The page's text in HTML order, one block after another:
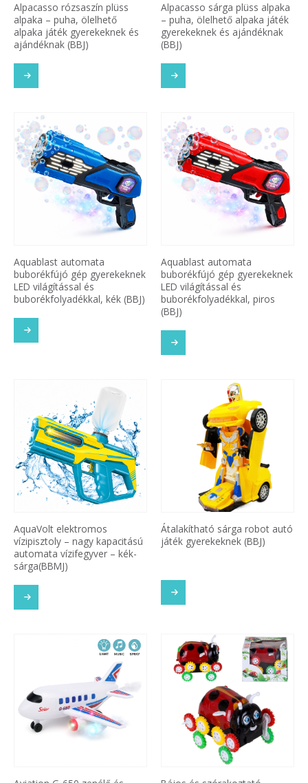
Alpacasso rózsaszín plüss
alpaka – puha, ölelhető
alpaka játék gyerekeknek és
ajándéknak (BBJ)
Alpacasso sárga plüss alpaka
– puha, ölelhető alpaka játék
gyerekeknek és ajándéknak
(BBJ)
Aquablast automata
buborékfújó gép gyerekeknek
LED világítással és
buborékfolyadékkal, kék (BBJ)
Aquablast automata
buborékfújó gép gyerekeknek
LED világítással és
buborékfolyadékkal, piros
(BBJ)
AquaVolt elektromos
vízipisztoly – nagy kapacitású
automata vízifegyver – kék-
sárga(BBMJ)
Átalakítható sárga robot autó
játék gyerekeknek (BBJ)